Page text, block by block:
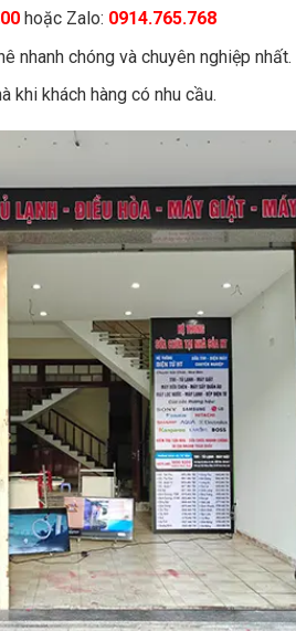
hoặc Zalo: 0914.765.768
nhanh chóng và chuyên nghiệp nhất.
khi khách hàng có nhu cầu.